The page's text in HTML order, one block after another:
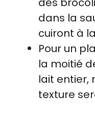
dans la
cuiront à
Pour un
la moitié
lait entier,
texture